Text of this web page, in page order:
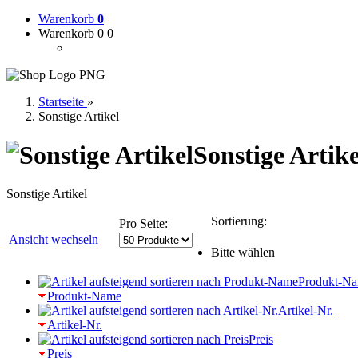
Warenkorb 0
Warenkorb 0 0
Startseite »
Sonstige Artikel
Sonstige
Sonstige Artikel
Ansicht wechseln
Pro Seite: Sortierung:
Bitte wählen
Produkt-
Produkt-Name
Artikel-Nr.
Artikel-Nr.
Preis
Preis